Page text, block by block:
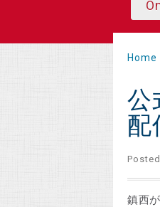
Home
公
配
鎮西